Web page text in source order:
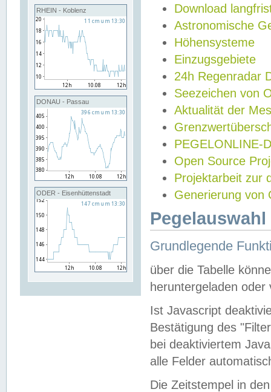
RHEIN - Koblenz
DONAU - Passau
ODER - Eisenhüttenstadt
Download
Astronomische
Höhensysteme
Einzugsgebiete
24h Regenradar
Seezeichen von
Aktualität der
PEGELONLINE-
Open Source
Projektarbeit zur
Generierung von
Grundlegende
über die Tabelle
heruntergeladen oder
Ist Javascript
Bestätigung des
bei deaktiviertem
alle Felder
Die Zeitstempel in